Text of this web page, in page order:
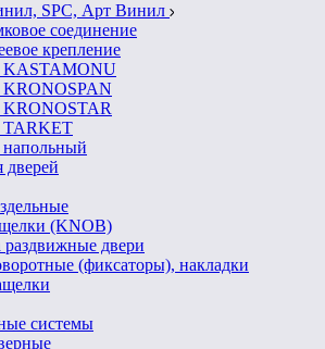
SPC, Арт Винил
соединение
крепление
KASTAMONU
TARKET
дверей
(KNOB)
раздвижные двери
(фиксаторы), накладки
системы